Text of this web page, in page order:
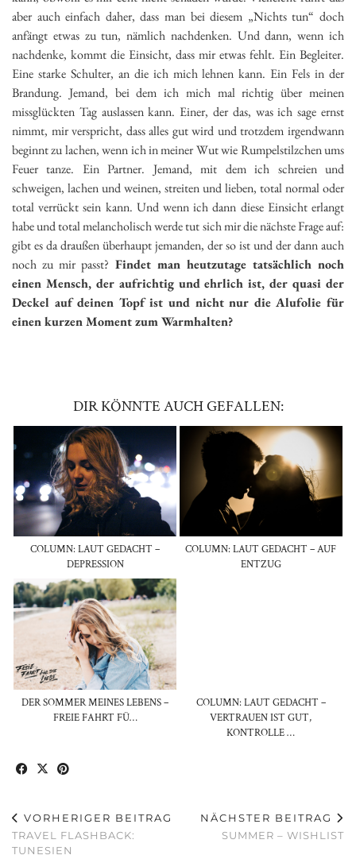
aber auch einfach daher, dass man bei diesem „Nichts tun“ doch
anfängt etwas zu tun, nämlich nachdenken. Und dann, wenn ich
nachdenke, kommt die Einsicht, dass mir etwas fehlt. Ein Begleiter.
Eine starke Schulter, an die ich mich lehnen kann. Ein Fels in der
Brandung. Jemand, bei dem ich mich mal richtig über meinen
missglückten Tag auslassen kann. Einer, der das, was ich sage ernst
nimmt, mir verspricht, dass alles gut wird und trotzdem irgendwann
beginnt zu lachen, wenn ich in meiner Wut wie Rumpelstilzchen ums
Feuer tanze. Ein Partner. Jemand, mit dem ich schreien und
schweigen, lachen und weinen, streiten und lieben, total normal oder
total verrückt sein kann. Und wenn ich dann diese Einsicht erlangt
habe und total melancholisch werde tut sich mir die nächste Frage auf:
gibt es da draußen überhaupt jemanden, der so ist und der dann auch
noch zu mir passt? Findet man heutzutage tatsächlich noch
einen Mensch, der aufrichtig und ehrlich ist, der quasi der
Deckel auf deinen Topf ist und nicht nur die Alufolie für
einen kurzen Moment zum Warmhalten?
DIR KÖNNTE AUCH GEFALLEN:
COLUMN: LAUT GEDACHT –
DEPRESSION
COLUMN: LAUT GEDACHT – AUF
ENTZUG
DER SOMMER MEINES LEBENS –
FREIE FAHRT FÜ…
COLUMN: LAUT GEDACHT –
VERTRAUEN IST GUT,
KONTROLLE …
VORHERIGER BEITRAG
TRAVEL FLASHBACK:
TUNESIEN
NÄCHSTER BEITRAG
SUMMER – WISHLIST